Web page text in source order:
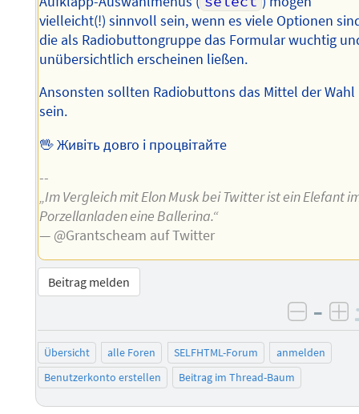
vielleicht(!) sinnvoll sein, wenn es viele Optionen
die als Radiobuttongruppe das Formular wuchtig
unübersichtlich erscheinen ließen.
Ansonsten sollten Radiobuttons das Mittel der Wahl
sein.
🖖 Живіть довго і процвітайте
--
„Im Vergleich mit Elon Musk bei Twitter ist ein Elefant
Porzellanladen eine Ballerina.“
— @Grantscheam auf Twitter
Beitrag melden
–
Übersicht alle Foren SELFHTML-Forum
anmelden
Benutzerkonto erstellen
Beitrag im Thread-Baum